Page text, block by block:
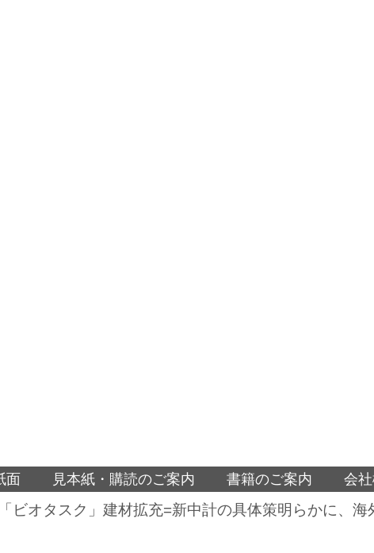
面 見本紙・購読のご案内 書籍のご案内 会
ビオタスク」建材拡充=新中計の具体策明らかに、